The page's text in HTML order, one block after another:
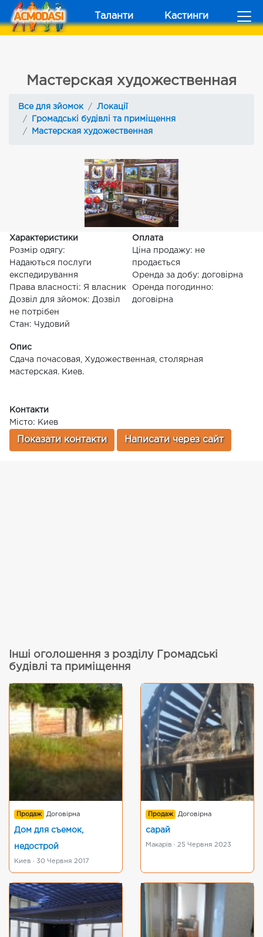
Таланти Кастинги
Мастерская художественная
Все для зйомок
Локації
Громадські будівлі та приміщення
Мастерская художественная
Характеристики
Розмір одягу:
Надаються послуги
експедирування
Права власності: Я власник
Дозвіл для зйомок: Дозвіл
не потрібен
Стан: Чудовий
Оплата
Ціна продажу: не
продається
Оренда за добу: договірна
Оренда погодинно:
договірна
Опис
Сдача почасовая, Художественная, столярная
мастерская. Киев.
Контакти
Місто: Киев
Показати контакти Написати через сайт
Інші оголошення з розділу Громадські
будівлі та приміщення
Продаж Договірна
Дом для съемок,
недострой
Киев · 30 Червня 2017
Продаж Договірна
сарай
Макарів · 25 Червня 2023